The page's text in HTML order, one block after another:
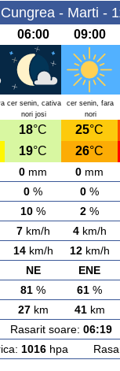
- Marti -
06:00 09:00
cer senin, cativa
nori josi
cer senin, fara
nori
18°C 25°C
19°C 26°C
0 mm 0 mm
0 % 0 %
10 % 2 %
7km/h 4km/h
14km/h 12km/h
NE ENE
81 % 61 %
27km 41km
soare: 06:19
1016hpa